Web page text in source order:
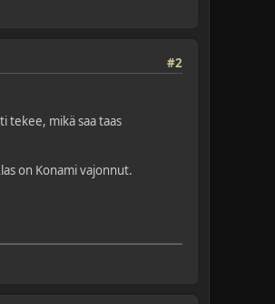
#2
tekee, mikä saa taas
on Konami vajonnut.